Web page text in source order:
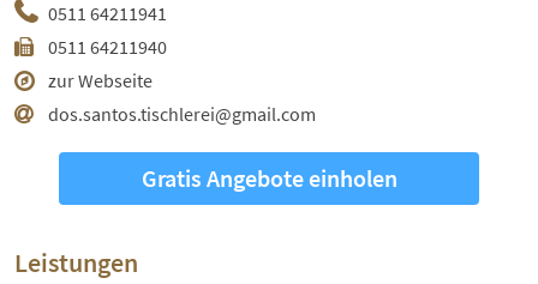
0511 64211941
0511 64211940
zur Webseite
dos.santos.tischlerei@gmail.com
Gratis Angebote einholen
Leistungen